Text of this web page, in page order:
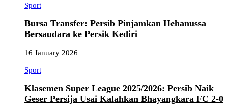
Sport
Bursa Transfer: Persib Pinjamkan Hehanussa
Bersaudara ke Persik Kediri
16 January 2026
Sport
Klasemen Super League 2025/2026: Persib Naik
Geser Persija Usai Kalahkan Bhayangkara FC 2-0